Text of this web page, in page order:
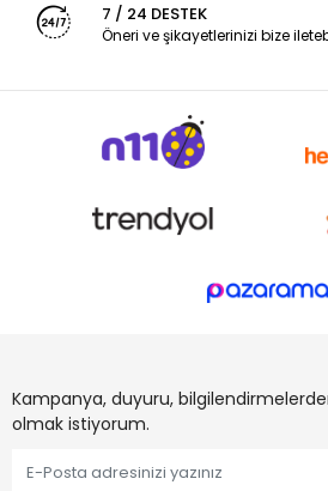
7 / 24 DESTEK
Öneri ve şikayetlerinizi bize
Kampanya, duyuru,
olmak istiyorum.